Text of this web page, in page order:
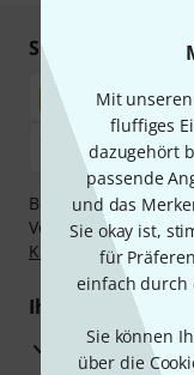
Mit
fluffiges
dazugehört
passende
und das
Sie okay ist,
für
einfach durch
Sie können
über die
Sicher
Bezahlen Sie
Vorkasse, PayPal,
Klarna
Ihre Vorteile
3 Jahre